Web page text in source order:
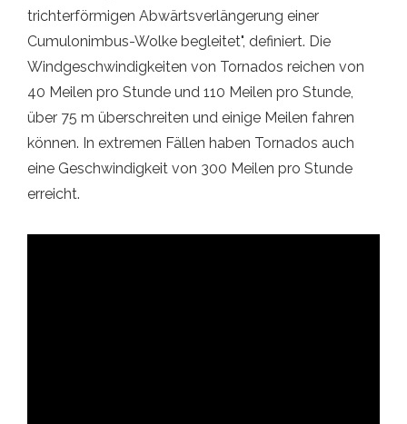
trichterförmigen Abwärtsverlängerung einer
Cumulonimbus-Wolke begleitet", definiert. Die
Windgeschwindigkeiten von Tornados reichen von
40 Meilen pro Stunde und 110 Meilen pro Stunde,
über 75 m überschreiten und einige Meilen fahren
können. In extremen Fällen haben Tornados auch
eine Geschwindigkeit von 300 Meilen pro Stunde
erreicht.